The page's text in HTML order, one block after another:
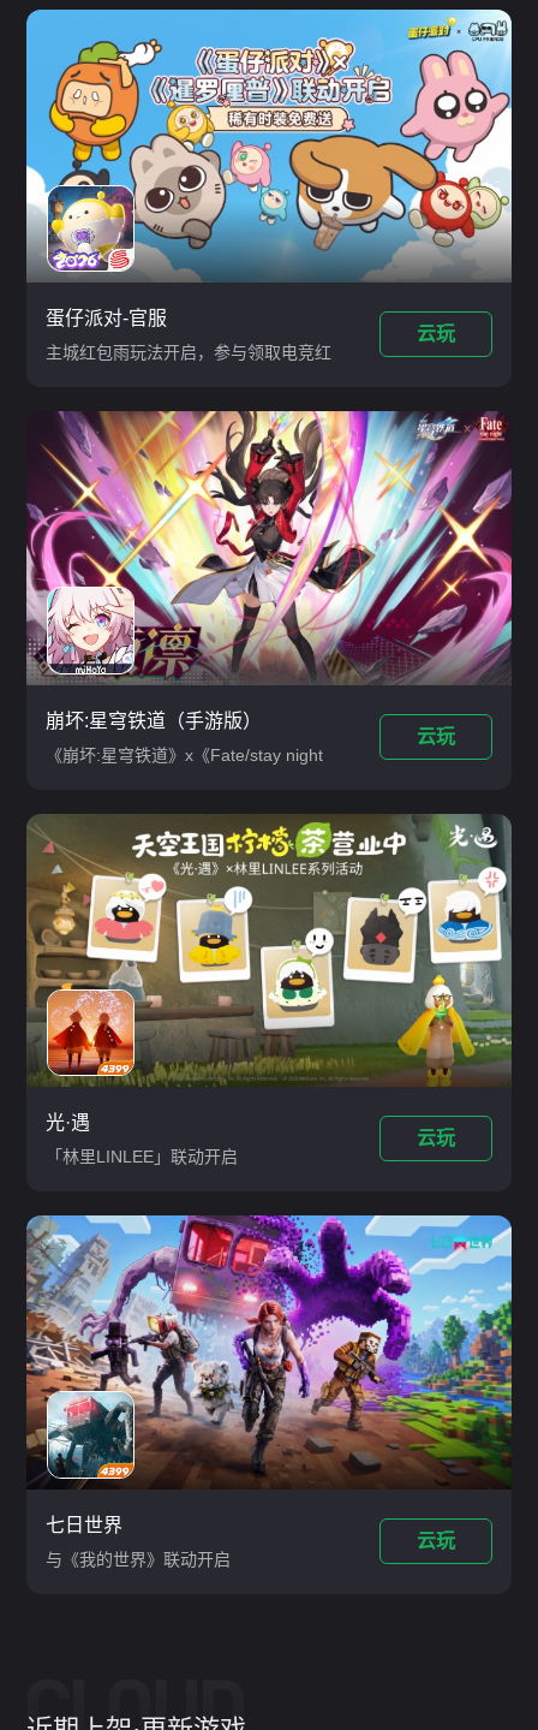
蛋仔派对-官服
主城红包雨玩法开启，参与领取电竞红
云玩
崩坏:星穹铁道（手游版）
《崩坏:星穹铁道》x《Fate/stay night
开启，活动期间登录可免费自选领取五星
联动角色「吉尔伽美什」/「Archer」及
其直升60级所需养成材料
云玩
光·遇
「林里LINLEE」联动开启
云玩
七日世界
与《我的世界》联动开启
云玩